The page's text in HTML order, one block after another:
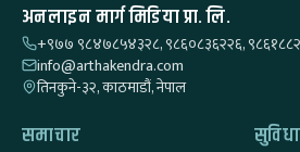
अनलाइन मार्ग मिडिया प्रा. लि.
+९७७ ९८४७८५४३२८, ९८६०८३६२२६,
info@arthakendra.com
तिनकुने-३२, काठमाडौं, नेपाल
समाचार